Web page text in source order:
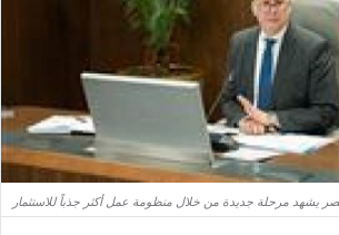
يشهد مرحلة جديدة من خلال منظومة عمل أكثر جذباً للاستثمار